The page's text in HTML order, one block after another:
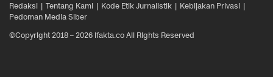
Redaksi Tentang Kami Kode Etik Jurnalistik
Kebijakan Privasi
Pedoman Media Siber
©Copyright 2018 – 2026 ifakta.co All Rights Reserved